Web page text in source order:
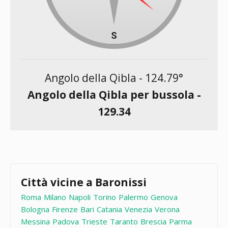
Angolo della Qibla - 124.79°
Angolo della Qibla per bussola -
129.34
Città vicine a Baronissi
Roma Milano Napoli Torino Palermo Genova
Bologna Firenze Bari Catania Venezia Verona
Messina Padova Trieste Taranto Brescia Parma